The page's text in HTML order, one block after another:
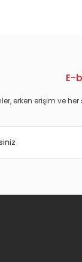
E-
erken erişim ve